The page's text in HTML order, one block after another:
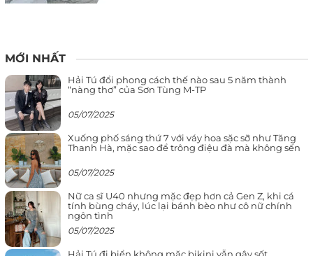
MỚI NHẤT
Hải Tú đổi phong cách thế nào sau 5 năm thành
“nàng thơ” của Sơn Tùng M-TP
05/07/2025
Xuống phố sáng thứ 7 với váy hoa sặc sỡ như Tăng
Thanh Hà, mặc sao để trông điệu đà mà không sến
05/07/2025
Nữ ca sĩ U40 nhưng mặc đẹp hơn cả Gen Z, khi cá
tính bùng cháy, lúc lại bánh bèo như cô nữ chính
ngôn tình
05/07/2025
Hải Tú đi biển không mặc bikini vẫn gây sốt